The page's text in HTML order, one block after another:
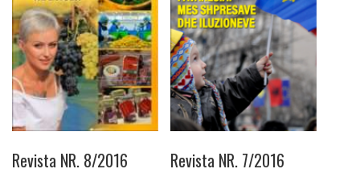
Revista NR. 8/2016 Revista NR. 7/2016